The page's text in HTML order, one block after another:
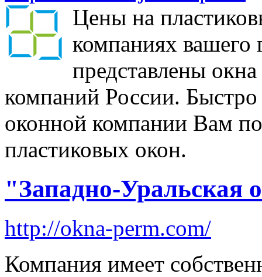
Цены на
компаниях
представлены
компаний России.
оконной компании Вам
пластиковых окон.
"Западно-Уральская
http://okna-perm.com/
Компания имеет